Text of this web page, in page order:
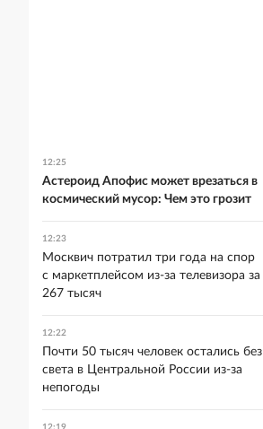
12:25
Астероид Апофис может врезаться в
космический мусор: Чем это грозит
12:23
Москвич потратил три года на спор
с маркетплейсом из-за телевизора за
267 тысяч
12:22
Почти 50 тысяч человек остались без
света в Центральной России из-за
непогоды
12:19